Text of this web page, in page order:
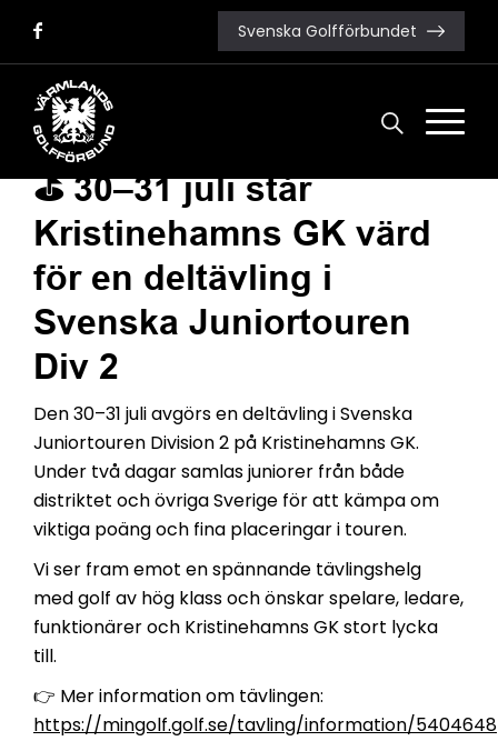
Svenska Golfförbundet
⛳ 30–31 juli står
Kristinehamns GK värd
för en deltävling i
Svenska Juniortouren
Div 2
Den 30–31 juli avgörs en deltävling i Svenska
Juniortouren Division 2 på Kristinehamns GK.
Under två dagar samlas juniorer från både
distriktet och övriga Sverige för att kämpa om
viktiga poäng och fina placeringar i touren.
Vi ser fram emot en spännande tävlingshelg
med golf av hög klass och önskar spelare, ledare,
funktionärer och Kristinehamns GK stort lycka
till.
👉 Mer information om tävlingen:
https://mingolf.golf.se/tavling/information/5404648